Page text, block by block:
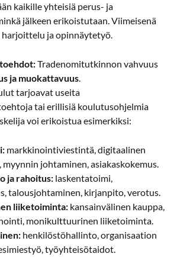
kaikille yhteisiä perus- ja
jälkeen erikoistutaan. Viimeisenä
ja opinnäytetyö.
Tradenomitutkinnon vahvuus
ja muokattavuus.
tarjoavat useita
tai erillisiä koulutusohjelmia
voi erikoistua esimerkiksi:
markkinointiviestintä, digitaalinen
johtaminen, asiakaskokemus.
ja rahoitus: laskentatoimi,
talousjohtaminen, kirjanpito, verotus.
liiketoiminta: kansainvälinen kauppa,
monikulttuurinen liiketoiminta.
henkilöstöhallinto, organisaation
työyhteisötaidot.